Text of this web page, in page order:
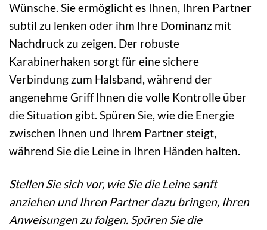
Wünsche. Sie ermöglicht es Ihnen, Ihren Partner
subtil zu lenken oder ihm Ihre Dominanz mit
Nachdruck zu zeigen. Der robuste
Karabinerhaken sorgt für eine sichere
Verbindung zum Halsband, während der
angenehme Griff Ihnen die volle Kontrolle über
die Situation gibt. Spüren Sie, wie die Energie
zwischen Ihnen und Ihrem Partner steigt,
während Sie die Leine in Ihren Händen halten.
Stellen Sie sich vor, wie Sie die Leine sanft
anziehen und Ihren Partner dazu bringen, Ihren
Anweisungen zu folgen. Spüren Sie die